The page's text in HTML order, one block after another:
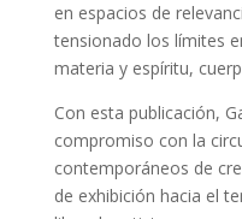
en espacios de
tensionado los límites
materia y espíritu,
Con esta publicación,
compromiso con la
contemporáneos de
de exhibición hacia el